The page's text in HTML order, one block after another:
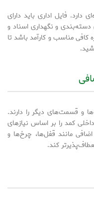
فایل اداری باید دارای
و نگهداری اسناد و
کافی مناسب و کارآمد باشد تا
و قسمت‌های دیگر را دارند.
کمد را بر اساس نیازهای
مانند قفل‌ها، چرخ‌ها و
کند.